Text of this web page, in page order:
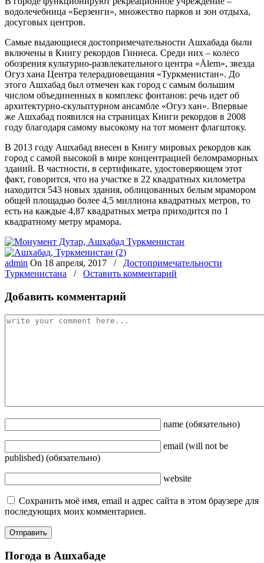
водолечебница «Берзенги», множество парков и зон отдыха,
досуговых центров.
Самые выдающиеся достопримечательности Ашхабада были
включены в Книгу рекордов Гиннеса. Среди них – колесо
обозрения культурно-развлекательного центра «Älem», звезда
Огуз хана Центра телерадиовещания «Туркменистан». До
этого Ашхабад был отмечен как город с самым большим
числом объединенных в комплекс фонтанов: речь идет об
архитектурно-скульптурном ансамбле «Огуз хан». Впервые
же Ашхабад появился на страницах Книги рекордов в 2008
году благодаря самому высокому на тот момент флагштоку.
В 2013 году Ашхабад внесен в Книгу мировых рекордов как
город с самой высокой в мире концентрацией беломраморных
зданий. В частности, в сертификате, удостоверяющем этот
факт, говорится, что на участке в 22 квадратных километра
находится 543 новых здания, облицованных белым мрамором
общей площадью более 4,5 миллиона квадратных метров, то
есть на каждые 4,87 квадратных метра приходится по 1
квадратному метру мрамора.
admin On 18 апреля, 2017 /
Достопримечательности
Туркменистана
/ Оставить комментарий
Добавить комментарий
name (обязательно)
email (will not be
published) (обязательно)
website
Сохранить моё имя, email и адрес сайта в этом браузере для
последующих моих комментариев.
Погода в Ашхабаде